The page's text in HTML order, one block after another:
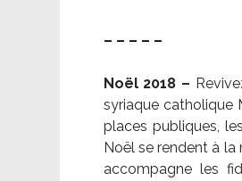
– – – – –
Noël 2018 –
syriaque catholique
places publiques,
Noël se rendent à
accompagne les